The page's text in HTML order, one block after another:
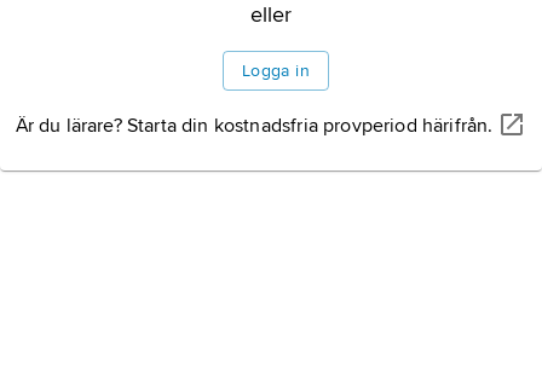
eller
Logga in
Är du lärare? Starta din kostnadsfria provperiod härifrån.